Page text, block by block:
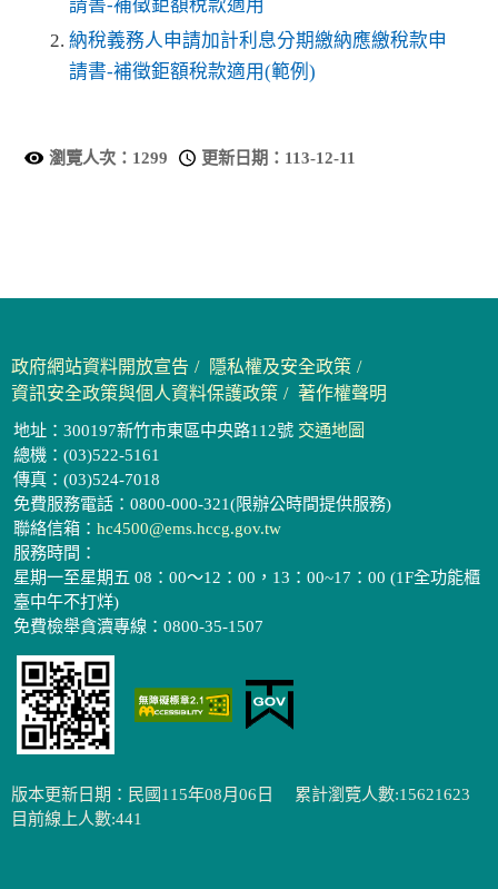
請書-補徵鉅額稅款適用
納稅義務人申請加計利息分期繳納應繳稅款申
請書-補徵鉅額稅款適用(範例)
瀏覽人次： 1299 更新日期： 113-12-11
政府網站資料開放宣告
隱私權及安全政策
資訊安全政策與個人資料保護政策
著作權聲明
地址：300197新竹市東區中央路112號 交通地圖
總機：(03)522-5161
傳真：(03)524-7018
免費服務電話：0800-000-321(限辦公時間提供服務)
聯絡信箱： hc4500@ems.hccg.gov.tw
服務時間：
星期一至星期五 08：00～12：00，13：00~17：00 (1F全功能櫃
臺中午不打烊)
免費檢舉貪瀆專線：0800-35-1507
版本更新日期：民國115年08月06日
累計瀏覽人數:15621623
目前線上人數:441